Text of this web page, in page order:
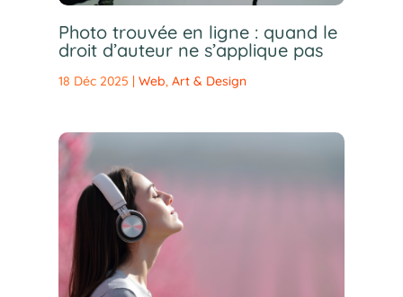
Photo trouvée en ligne : quand le
droit d’auteur ne s’applique pas
18 Déc 2025 | Web, Art & Design